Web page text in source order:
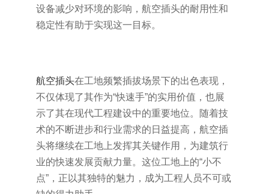
设备减少对环境的影响，航空插头的耐用性和
稳定性有助于实现这一目标。
航空插头在工地频繁插拔场景下的出色表现，
不仅体现了其作为“快速手”的实用价值，也展
示了其在现代工程建设中的重要地位。随着技
术的不断进步和行业需求的日益提高，航空插
头将继续在工地上发挥其关键作用，为建筑行
业的快速发展贡献力量。这位工地上的“小不
点”，正以其独特的魅力，成为工程人员不可或